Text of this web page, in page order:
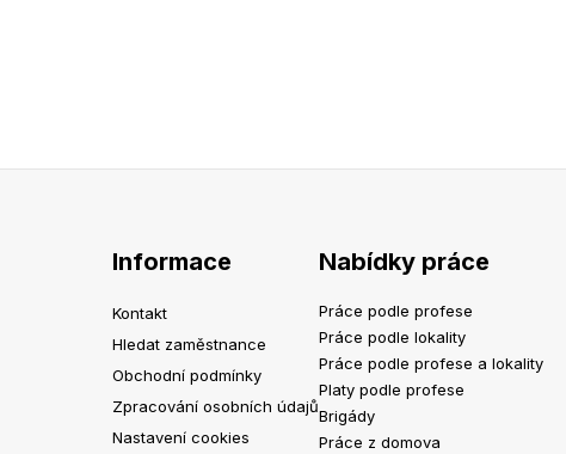
Informace
Kontakt
Hledat zaměstnance
Obchodní podmínky
Zpracování osobních údajů
Nastavení cookies
Nabídky práce
Práce podle profese
Práce podle lokality
Práce podle profese a lokality
Platy podle profese
Brigády
Práce z domova